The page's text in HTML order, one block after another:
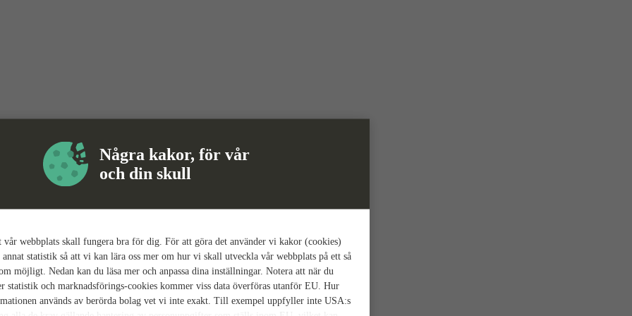
Några kakor, för vår
och din skull
webbplats skall fungera bra för dig. För att göra det använder vi kakor (cookies)
statistik så att vi kan lära oss mer om hur vi skall utveckla vår webbplats på ett så
möjligt. Nedan kan du läsa mer och anpassa dina inställningar. Notera att när du
statistik och marknadsförings-cookies kommer viss data överföras utanför EU. Hur
används av berörda bolag vet vi inte exakt. Till exempel uppfyller inte USA:s